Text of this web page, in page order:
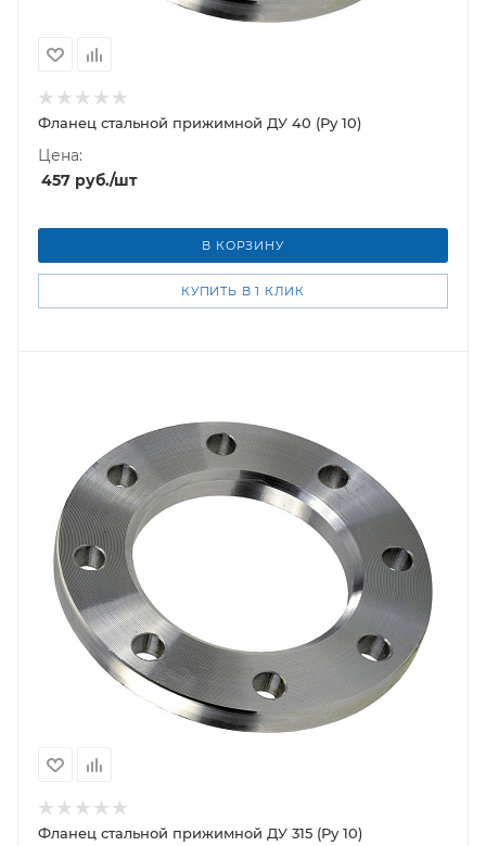
Фланец стальной прижимной ДУ 40 (Ру 10)
Цена:
457 руб./шт
В КОРЗИНУ
КУПИТЬ В 1 КЛИК
Фланец стальной прижимной ДУ 315 (Ру 10)